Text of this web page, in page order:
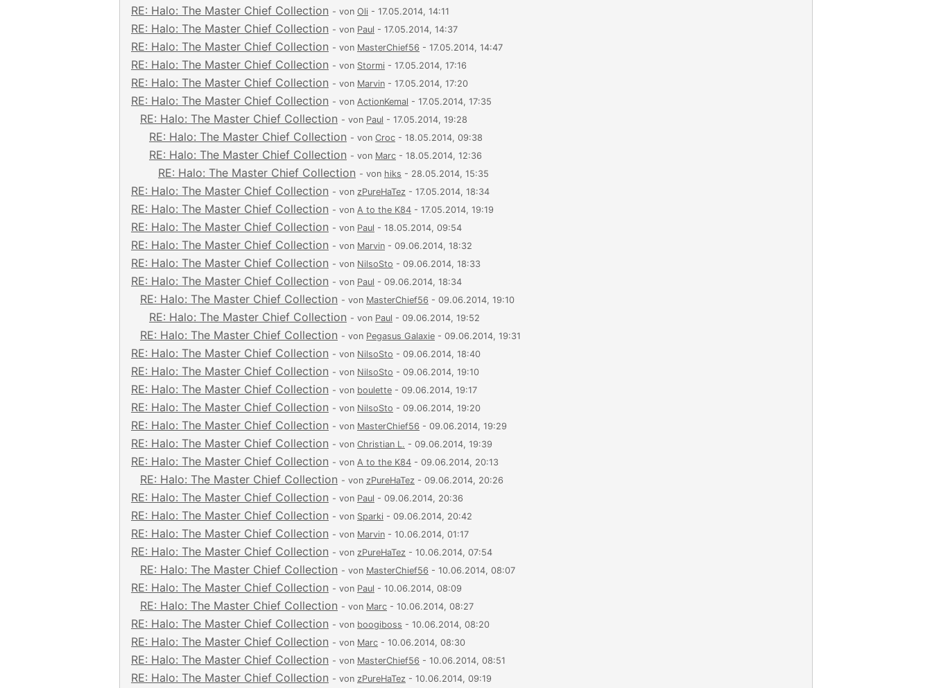
RE: Halo: The Master Chief Collection - von Oli - 17.05.2014, 14:11
RE: Halo: The Master Chief Collection - von Paul - 17.05.2014, 14:37
RE: Halo: The Master Chief Collection - von MasterChief56 - 17.05.2014, 14:47
RE: Halo: The Master Chief Collection - von Stormi - 17.05.2014, 17:16
RE: Halo: The Master Chief Collection - von Marvin - 17.05.2014, 17:20
RE: Halo: The Master Chief Collection - von ActionKemal - 17.05.2014, 17:35
RE: Halo: The Master Chief Collection - von Paul - 17.05.2014, 19:28
RE: Halo: The Master Chief Collection - von Croc - 18.05.2014, 09:38
RE: Halo: The Master Chief Collection - von Marc - 18.05.2014, 12:36
RE: Halo: The Master Chief Collection - von hiks - 28.05.2014, 15:35
RE: Halo: The Master Chief Collection - von zPureHaTez - 17.05.2014, 18:34
RE: Halo: The Master Chief Collection - von A to the K84 - 17.05.2014, 19:19
RE: Halo: The Master Chief Collection - von Paul - 18.05.2014, 09:54
RE: Halo: The Master Chief Collection - von Marvin - 09.06.2014, 18:32
RE: Halo: The Master Chief Collection - von NilsoSto - 09.06.2014, 18:33
RE: Halo: The Master Chief Collection - von Paul - 09.06.2014, 18:34
RE: Halo: The Master Chief Collection - von MasterChief56 - 09.06.2014, 19:10
RE: Halo: The Master Chief Collection - von Paul - 09.06.2014, 19:52
RE: Halo: The Master Chief Collection - von Pegasus Galaxie - 09.06.2014, 19:31
RE: Halo: The Master Chief Collection - von NilsoSto - 09.06.2014, 18:40
RE: Halo: The Master Chief Collection - von NilsoSto - 09.06.2014, 19:10
RE: Halo: The Master Chief Collection - von boulette - 09.06.2014, 19:17
RE: Halo: The Master Chief Collection - von NilsoSto - 09.06.2014, 19:20
RE: Halo: The Master Chief Collection - von MasterChief56 - 09.06.2014, 19:29
RE: Halo: The Master Chief Collection - von Christian L. - 09.06.2014, 19:39
RE: Halo: The Master Chief Collection - von A to the K84 - 09.06.2014, 20:13
RE: Halo: The Master Chief Collection - von zPureHaTez - 09.06.2014, 20:26
RE: Halo: The Master Chief Collection - von Paul - 09.06.2014, 20:36
RE: Halo: The Master Chief Collection - von Sparki - 09.06.2014, 20:42
RE: Halo: The Master Chief Collection - von Marvin - 10.06.2014, 01:17
RE: Halo: The Master Chief Collection - von zPureHaTez - 10.06.2014, 07:54
RE: Halo: The Master Chief Collection - von MasterChief56 - 10.06.2014, 08:07
RE: Halo: The Master Chief Collection - von Paul - 10.06.2014, 08:09
RE: Halo: The Master Chief Collection - von Marc - 10.06.2014, 08:27
RE: Halo: The Master Chief Collection - von boogiboss - 10.06.2014, 08:20
RE: Halo: The Master Chief Collection - von Marc - 10.06.2014, 08:30
RE: Halo: The Master Chief Collection - von MasterChief56 - 10.06.2014, 08:51
RE: Halo: The Master Chief Collection - von zPureHaTez - 10.06.2014, 09:19